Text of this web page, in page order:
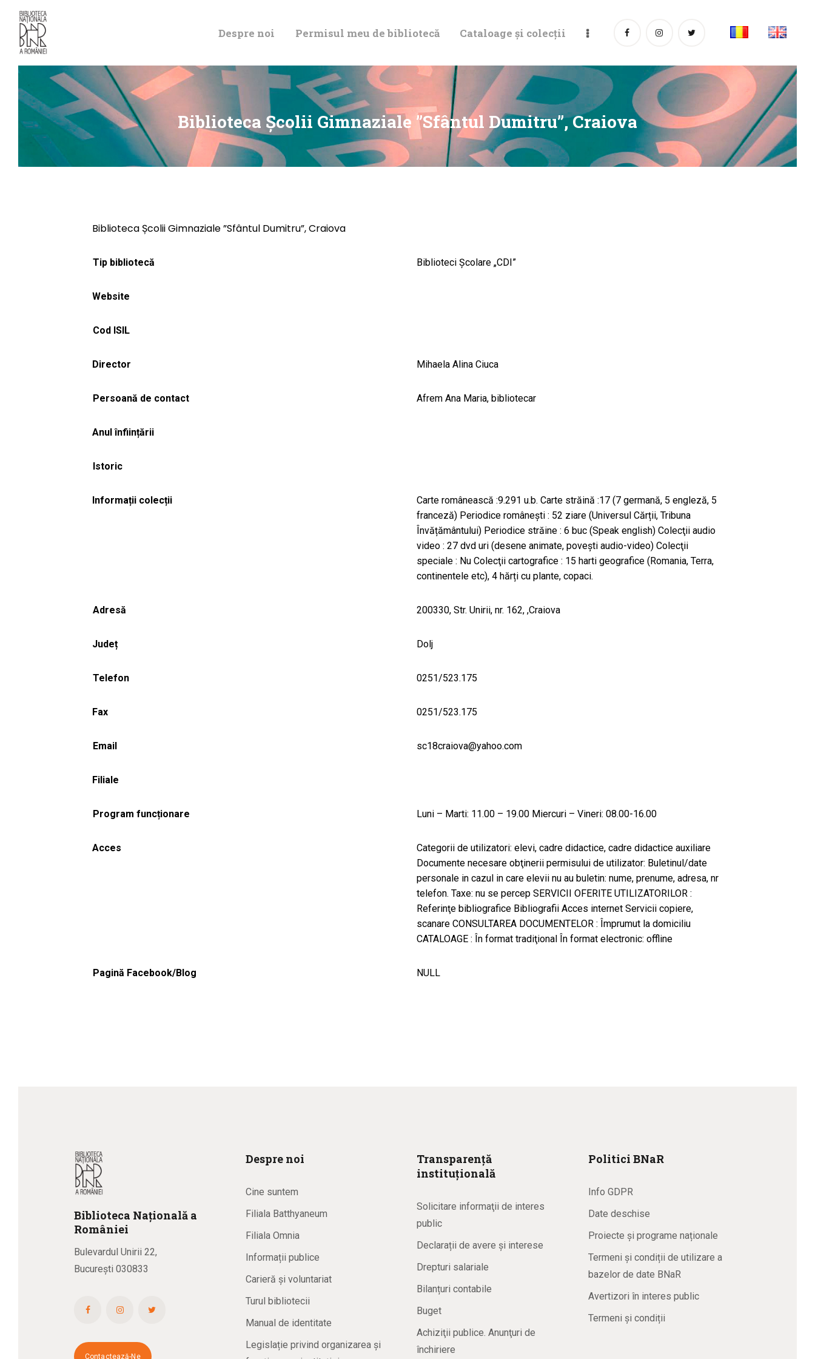
Despre noi Permisul meu de bibliotecă Cataloage și colecții
Biblioteca Școlii Gimnaziale ”Sfântul Dumitru”, Craiova
DE BIBLIOTECĂ
CATALOAGE ȘI
COLECȚII
Biblioteca Școlii Gimnaziale ”Sfântul Dumitru”, Craiova
Tip bibliotecă Biblioteci Școlare „CDI”
Website
Cod ISIL
Director Mihaela Alina Ciuca
Persoană de contact Afrem Ana Maria, bibliotecar
Anul înființării
Istoric
Informații colecții
Carte românească :9.291 u.b. Carte străină :17 (7 germană, 5 engleză, 5
franceză) Periodice româneşti : 52 ziare (Universul Cărții, Tribuna
Învățământului) Periodice străine : 6 buc (Speak english) Colecţii audio
video : 27 dvd uri (desene animate, povești audio-video) Colecţii
speciale : Nu Colecţii cartografice : 15 harti geografice (Romania, Terra,
continentele etc), 4 hărți cu plante, copaci.
Adresă 200330, Str. Unirii, nr. 162, ,Craiova
Județ Dolj
Telefon 0251/523.175
Fax 0251/523.175
Email sc18craiova@yahoo.com
Filiale
Program funcționare Luni – Marti: 11.00 – 19.00 Miercuri – Vineri: 08.00-16.00
Acces
Categorii de utilizatori: elevi, cadre didactice, cadre didactice auxiliare
Documente necesare obţinerii permisului de utilizator: Buletinul/date
personale in cazul in care elevii nu au buletin: nume, prenume, adresa, nr
telefon. Taxe: nu se percep SERVICII OFERITE UTILIZATORILOR :
Referinţe bibliografice Bibliografii Acces internet Servicii copiere,
scanare CONSULTAREA DOCUMENTELOR : Împrumut la domiciliu
CATALOAGE : În format tradiţional În format electronic: offline
Pagină Facebook/Blog NULL
Biblioteca Națională a
României
Bulevardul Unirii 22,
București 030833
Contactează-Ne
Despre noi
Cine suntem
Filiala Batthyaneum
Filiala Omnia
Informații publice
Carieră și voluntariat
Turul bibliotecii
Manual de identitate
Legislație privind organizarea și
Transparență
instituțională
Solicitare informaţii de interes
public
Declarații de avere și interese
Drepturi salariale
Bilanțuri contabile
Buget
Achiziţii publice. Anunţuri de
închiriere
Politici BNaR
Info GDPR
Date deschise
Proiecte și programe naționale
Termeni și condiții de utilizare a
bazelor de date BNaR
Avertizori în interes public
Termeni și condiții